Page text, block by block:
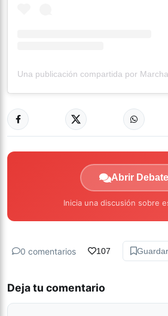
Abrir Debate
Inicia una discusión sobre
0 comentarios 107 Guardar
Deja tu comentario